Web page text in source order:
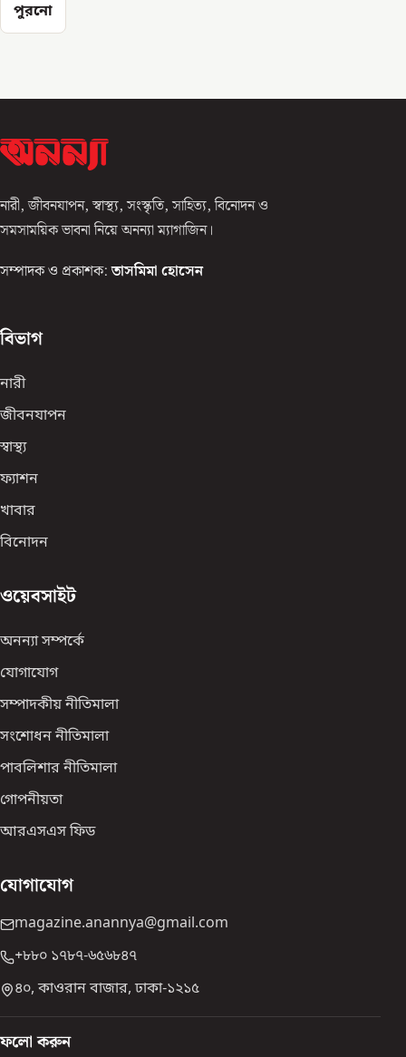
পুরনো
নারী, জীবনযাপন, স্বাস্থ্য, সংস্কৃতি, সাহিত্য, বিনোদন ও
সমসাময়িক ভাবনা নিয়ে অনন্যা ম্যাগাজিন।
সম্পাদক ও প্রকাশক: তাসমিমা হোসেন
বিভাগ
নারী
জীবনযাপন
স্বাস্থ্য
ফ্যাশন
খাবার
বিনোদন
ওয়েবসাইট
অনন্যা সম্পর্কে
যোগাযোগ
সম্পাদকীয় নীতিমালা
সংশোধন নীতিমালা
পাবলিশার নীতিমালা
গোপনীয়তা
আরএসএস ফিড
যোগাযোগ
magazine.anannya@gmail.com
+৮৮০ ১৭৮৭-৬৫৬৮৪৭
৪০, কাওরান বাজার, ঢাকা-১২১৫
ফলো করুন